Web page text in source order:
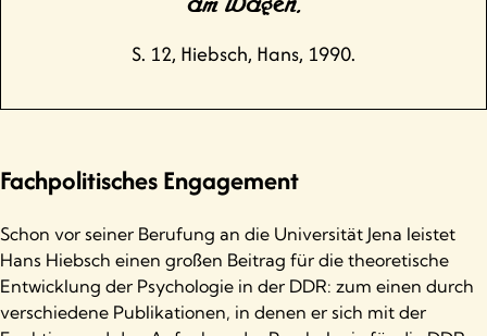
S. 12, Hiebsch, Hans, 1990.
Fachpolitisches Engagement
Schon vor seiner Berufung an die Universität Jena leistet
Hans Hiebsch einen großen Beitrag für die theoretische
Entwicklung der Psychologie in der DDR: zum einen durch
verschiedene Publikationen, in denen er sich mit der